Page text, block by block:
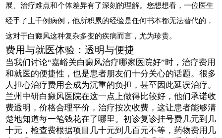
展、治疗难点和个体差异有了深刻的理解。您想想看，一位医生
经手了上千例病例，他所积累的经验是任何书本都无法替代的，
这对于白癜风这种复杂多变的疾病而言，尤为珍贵。
费用与就医体验：透明与便捷
当我们讨论“嘉峪关白癜风治疗哪家医院好”时，治疗费用
和就医的便捷性，也是患者朋友们十分关心的话题。很多
人担心治疗费用会成为沉重的负担，甚至因此延误治疗。
兰州中研白癜风医院在这一点上做得比较好，他们承诺收
费透明，价格合理平价，治疗按次收费，这让患者能够清
楚地知道每一笔钱花在了哪里。初诊复诊挂号费几元到几
十元，检查费根据项目几十元到几百元不等，药物费用几